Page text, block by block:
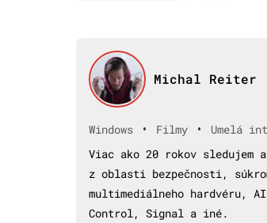
Michal Reiter
Windows • Filmy •
Umelá
Viac ako 20 rokov sledujem
z oblasti bezpečnosti,
multimediálneho hardvéru,
Control, Signal a iné.